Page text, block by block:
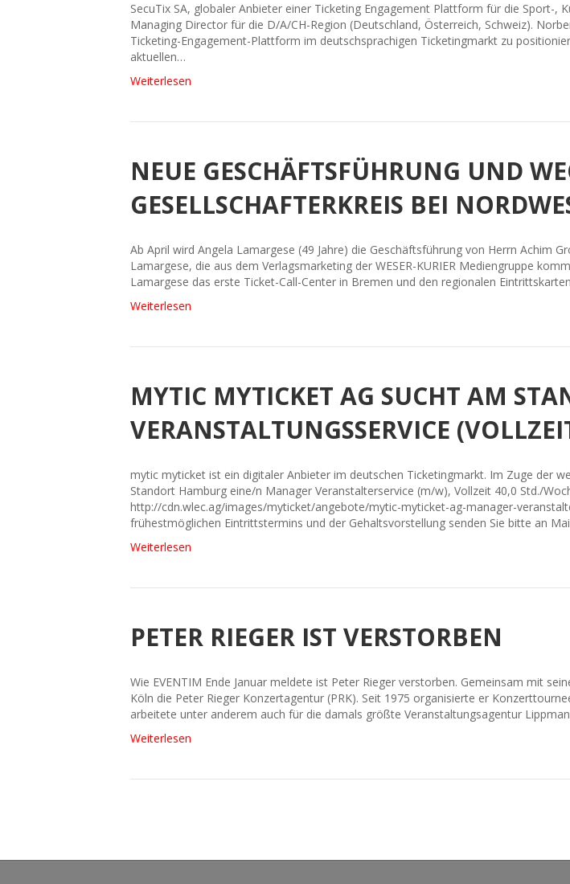
SecuTix SA, globaler Anbieter einer Ticketing Engagement Plattform für die Sport-,
Managing Director für die D/A/CH-Region (Deutschland, Österreich, Schweiz).
Ticketing-Engagement-Plattform im deutschsprachigen Ticketingmarkt zu
aktuellen…
Weiterlesen
NEUE GESCHÄFTSFÜHRUNG UND
GESELLSCHAFTERKREIS BEI
Ab April wird Angela Lamargese (49 Jahre) die Geschäftsführung von Herrn Achim
Lamargese, die aus dem Verlagsmarketing der WESER-KURIER Mediengruppe
Lamargese das erste Ticket-Call-Center in Bremen und den regionalen
Weiterlesen
MYTIC MYTICKET AG SUCHT AM
VERANSTALTUNGSSERVICE
mytic myticket ist ein digitaler Anbieter im deutschen Ticketingmarkt. Im Zuge der
Standort Hamburg eine/n Manager Veranstalterservice (m/w), Vollzeit 40,0 Std./
http://cdn.wlec.ag/images/myticket/angebote/mytic-myticket-ag-manager-
frühestmöglichen Eintrittstermins und der Gehaltsvorstellung senden Sie bitte an
Weiterlesen
PETER RIEGER IST VERSTORBEN
Wie EVENTIM Ende Januar meldete ist Peter Rieger verstorben. Gemeinsam mit
Köln die Peter Rieger Konzertagentur (PRK). Seit 1975 organisierte er
arbeitete unter anderem auch für die damals größte Veranstaltungsagentur
Weiterlesen